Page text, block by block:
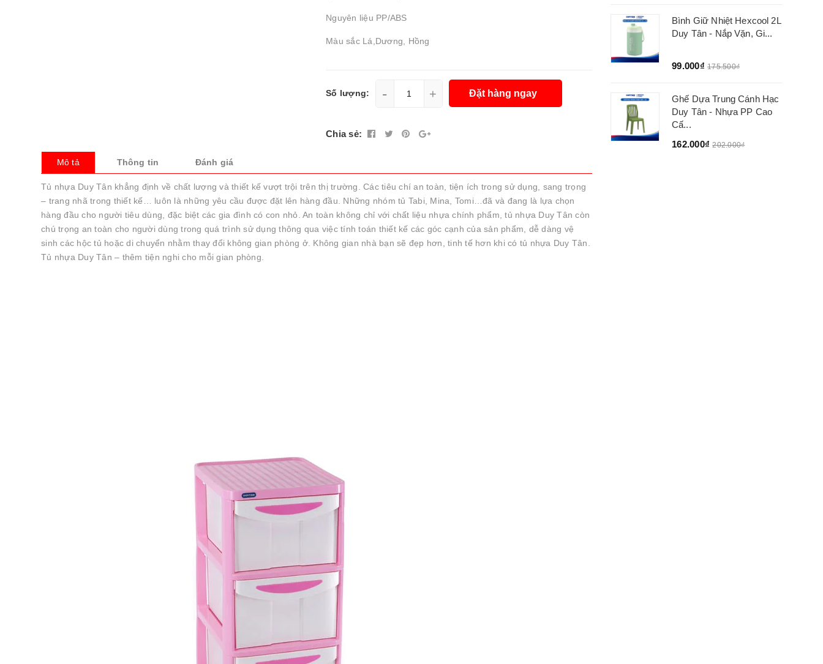
Nguyên liệu PP/ABS
Màu sắc Lá,Dương, Hồng
Số lượng: - + Đặt hàng ngay
Chia sẻ:
Mô tả Thông tin Đánh giá
Tủ nhựa Duy Tân khẳng định về chất lượng và thiết kế vượt trội trên thị trường. Các tiêu chí an toàn, tiện ích trong sử dụng, sang trọng
– trang nhã trong thiết kế… luôn là những yêu cầu được đặt lên hàng đầu. Những nhóm tủ Tabi, Mina, Tomi…đã và đang là lựa chọn
hàng đầu cho người tiêu dùng, đặc biệt các gia đình có con nhỏ. An toàn không chỉ với chất liệu nhựa chính phẩm, tủ nhựa Duy Tân còn
chú trọng an toàn cho người dùng trong quá trình sử dụng thông qua việc tính toán thiết kế các góc cạnh của sản phẩm, dễ dàng vệ
sinh các hộc tủ hoặc di chuyển nhằm thay đổi không gian phòng ở. Không gian nhà bạn sẽ đẹp hơn, tinh tế hơn khi có tủ nhựa Duy Tân.
Tủ nhựa Duy Tân – thêm tiện nghi cho mỗi gian phòng.
Bình Giữ Nhiệt Hexcool 2L
Duy Tân - Nắp Vặn, Gi...
99.000₫ 175.500₫
Ghế Dựa Trung Cánh Hạc
Duy Tân - Nhựa PP Cao
Cấ...
162.000₫ 202.000₫